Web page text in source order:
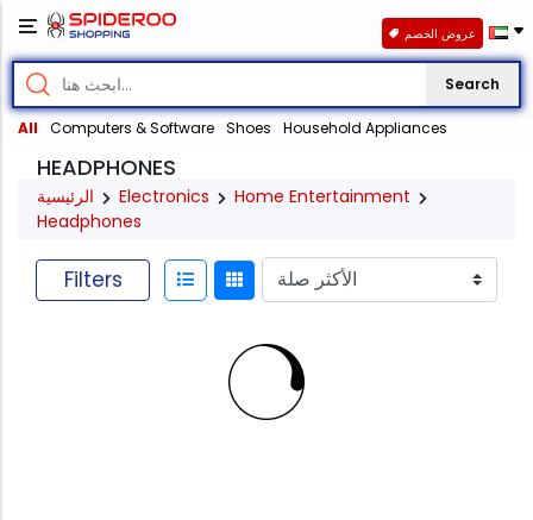
Search
All Computers & Software Shoes Household Appliances
عروض الخصم
HEADPHONES
الرئيسية Electronics
Home Entertainment
Headphones
Filters